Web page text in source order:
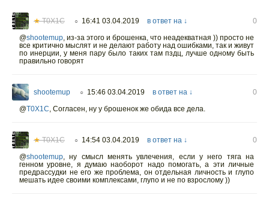
★T0X1C ○ 16:41 03.04.2019 в ответ на ↓
0
@shootemup, из-за этого и брошенка, что неадекватная )) просто не
все критично мыслят и не делают работу над ошибками, так и живут
по инерции, у меня пару было таких там пздц, лучше одному быть
правильно говорят
shootemup ○ 15:46 03.04.2019 в ответ на ↓
0
@T0X1C, Согласен, ну у брошенок же обида все дела.
★T0X1C ○ 14:54 03.04.2019 в ответ на ↓
0
@shootemup, ну смысл менять увлечения, если у него тяга на
генном уровне, я думаю наоборот надо помогать, а эти личные
предрассудки не его же проблема, он отдельная личность и глупо
мешать идее своими комплексами, глупо и не по взрослому ))